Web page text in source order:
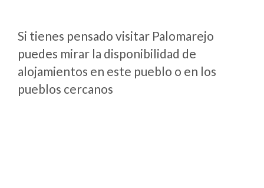
Si tienes pensado visitar Palomarejo
puedes mirar la disponibilidad de
alojamientos en este pueblo o en los
pueblos cercanos